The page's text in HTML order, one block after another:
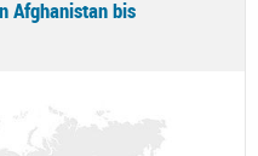
Afghanistan bis